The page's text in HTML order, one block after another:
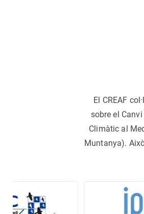
El CREAF
sobre el
Climàtic al
Muntanya).